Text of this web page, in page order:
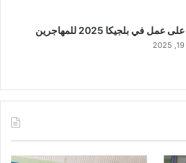
عمل في بلجيكا 2025 للمهاجرين